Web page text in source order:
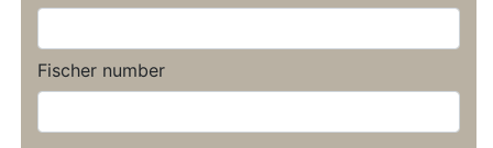
Fischer number